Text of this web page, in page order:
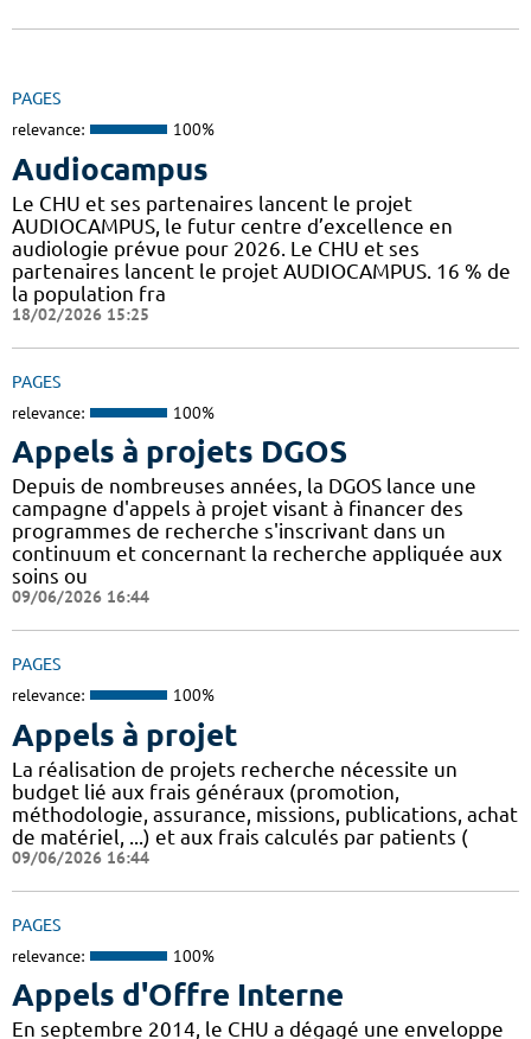
PAGES
relevance: 100%
Audiocampus
Le CHU et ses partenaires lancent le projet
AUDIOCAMPUS, le futur centre d’excellence en
audiologie prévue pour 2026. Le CHU et ses
partenaires lancent le projet AUDIOCAMPUS. 16 % de
la population fra
18/02/2026 15:25
PAGES
relevance: 100%
Appels à projets DGOS
Depuis de nombreuses années, la DGOS lance une
campagne d'appels à projet visant à financer des
programmes de recherche s'inscrivant dans un
continuum et concernant la recherche appliquée aux
soins ou
09/06/2026 16:44
PAGES
relevance: 100%
Appels à projet
La réalisation de projets recherche nécessite un
budget lié aux frais généraux (promotion,
méthodologie, assurance, missions, publications, achat
de matériel, ...) et aux frais calculés par patients (
09/06/2026 16:44
PAGES
relevance: 100%
Appels d'Offre Interne
En septembre 2014, le CHU a dégagé une enveloppe